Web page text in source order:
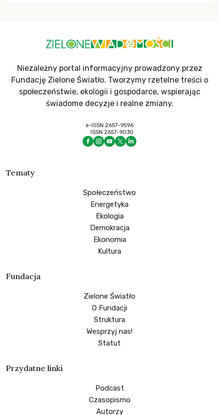
Niezależny portal informacyjny prowadzony przez
Fundację Zielone Światło. Tworzymy rzetelne treści o
społeczeństwie, ekologii i gospodarce, wspierając
świadome decyzje i realne zmiany.
e-ISSN 2657-9596
ISSN 2657-9030
Tematy
Społeczeństwo
Energetyka
Ekologia
Demokracja
Ekonomia
Kultura
Fundacja
Zielone Światło
O Fundacji
Struktura
Wesprzyj nas!
Statut
Przydatne linki
Podcast
Czasopismo
Autorzy